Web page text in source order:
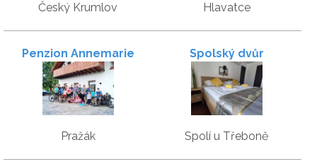
Český Krumlov Hlavatce
Penzion Annemarie
Pražák
Spolský dvůr
Spolí u Třeboně